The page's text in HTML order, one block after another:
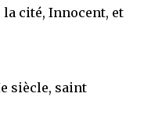
la cité, Innocent, et
siècle, saint